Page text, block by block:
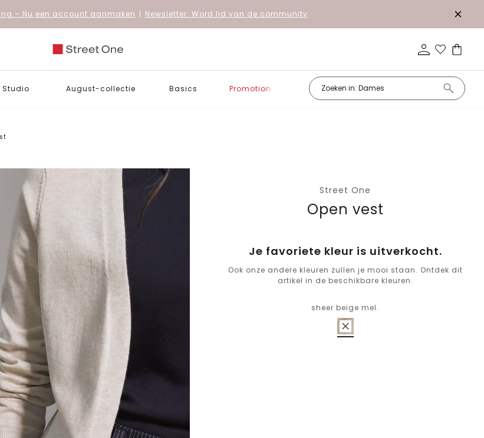
– Nu een account aanmaken | Newsletter: Word lid van de community
Studio August-collectie Basics Promotion
Street One
Open vest
Je favoriete kleur is uitverkocht.
Ook onze andere kleuren zullen je mooi staan. Ontdek dit
artikel in de beschikbare kleuren.
sheer beige mel.